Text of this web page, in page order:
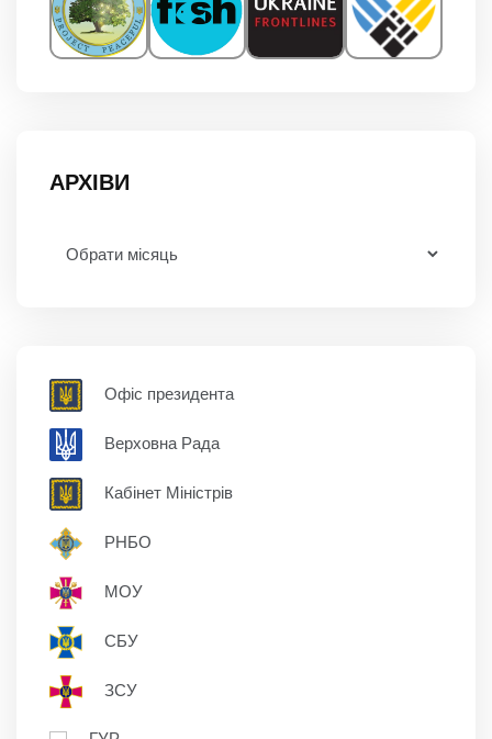
АРХІВИ
Офіс президента
Верховна Рада
Кабінет Міністрів
РНБО
МОУ
СБУ
ЗСУ